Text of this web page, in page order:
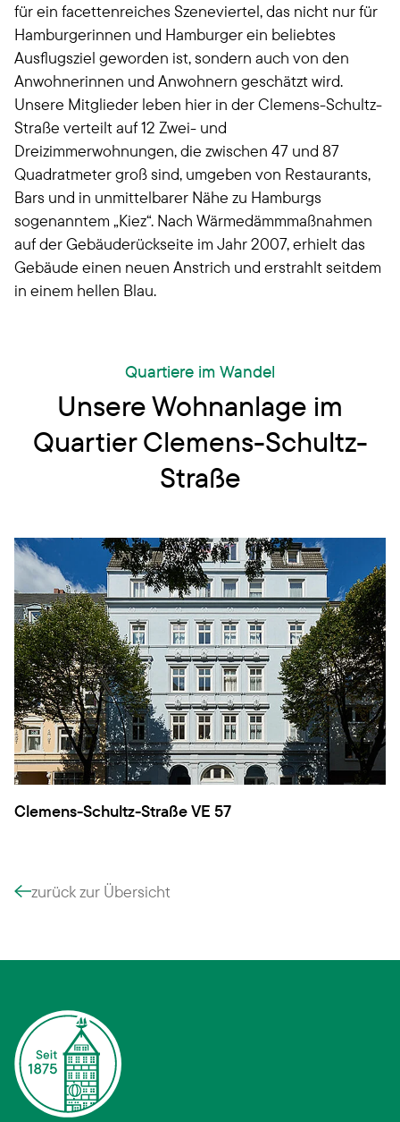
für ein facettenreiches Szeneviertel, das nicht nur für
Hamburgerinnen und Hamburger ein beliebtes
Ausflugsziel geworden ist, sondern auch von den
Anwohnerinnen und Anwohnern geschätzt wird.
Unsere Mitglieder leben hier in der Clemens-Schultz-
Straße verteilt auf 12 Zwei- und
Dreizimmerwohnungen, die zwischen 47 und 87
Quadratmeter groß sind, umgeben von Restaurants,
Bars und in unmittelbarer Nähe zu Hamburgs
sogenanntem „Kiez“. Nach Wärmedämmmaßnahmen
auf der Gebäuderückseite im Jahr 2007, erhielt das
Gebäude einen neuen Anstrich und erstrahlt seitdem
in einem hellen Blau.
Quartiere im Wandel
Unsere Wohnanlage im
Quartier Clemens-Schultz-
Straße
Clemens-Schultz-Straße VE 57
zurück zur Übersicht